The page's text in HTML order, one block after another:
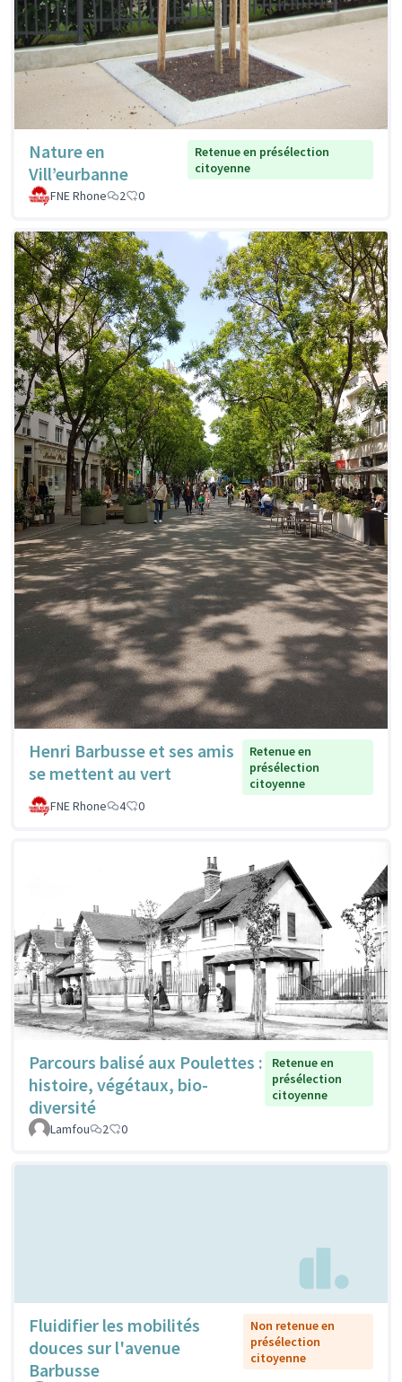
Nature en
Vill’eurbanne
Retenue en présélection
citoyenne
FNE Rhone
2 0
Henri Barbusse et ses amis
se mettent au vert
Retenue en
présélection
citoyenne
FNE Rhone
4 0
Parcours balisé aux Poulettes :
histoire, végétaux, bio-
diversité
Retenue en
présélection
citoyenne
Lamfou 2 0
Fluidifier les mobilités
douces sur l'avenue
Barbusse
Non retenue en
présélection
citoyenne